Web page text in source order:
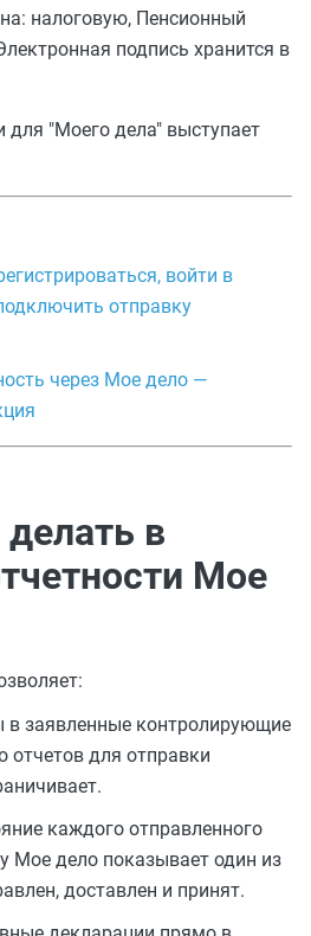
налоговую, Пенсионный
подпись хранится в
для "Моего дела" выступает
войти в
отправку
через Мое дело —
в
Мое
в заявленные контролирующие
отчетов для отправки
каждого отправленного
Мое дело показывает один из
доставлен и принят.